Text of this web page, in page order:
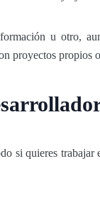
u otro,
proyectos propios
si quieres trabajar